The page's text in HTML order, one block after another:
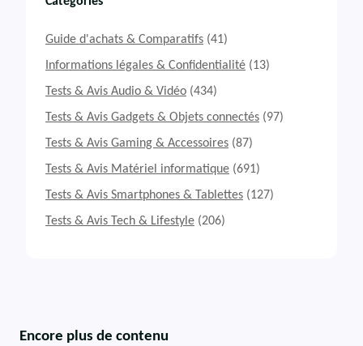
Guide d'achats & Comparatifs (41)
Informations légales & Confidentialité (13)
Tests & Avis Audio & Vidéo (434)
Tests & Avis Gadgets & Objets connectés (97)
Tests & Avis Gaming & Accessoires (87)
Tests & Avis Matériel informatique (691)
Tests & Avis Smartphones & Tablettes (127)
Tests & Avis Tech & Lifestyle (206)
Encore plus de contenu